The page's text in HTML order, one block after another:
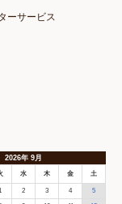
ーサービス
2026年9月
水 木 金 土
2 3 4 5